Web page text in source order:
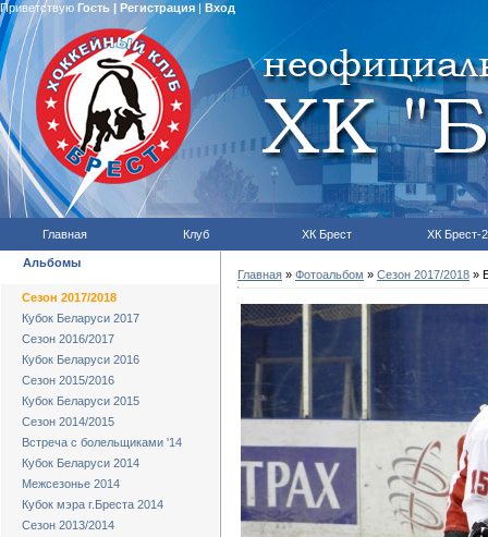
Приветствую Гость | Регистрация| Вход
Главная Клуб ХК Брест ХК Брест-2
Альбомы
Сезон 2017/2018
Кубок Беларуси 2017
Сезон 2016/2017
Кубок Беларуси 2016
Сезон 2015/2016
Кубок Беларуси 2015
Сезон 2014/2015
Встреча с болельщиками '14
Кубок Беларуси 2014
Межсезонье 2014
Кубок мэра г.Бреста 2014
Сезон 2013/2014
Главная » Фотоальбом » Сезон 2017/2018 »